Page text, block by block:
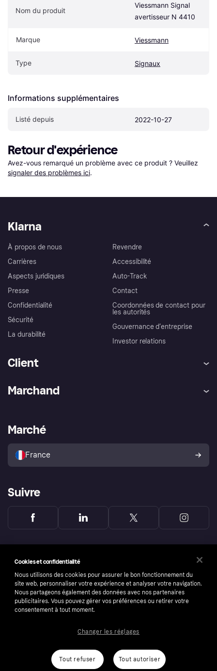
Nom du produit
Viessmann Signal
avertisseur N 4410
Marque Viessmann
Type Signaux
Informations supplémentaires
Listé depuis 2022-10-27
Retour d'expérience
Avez-vous remarqué un problème avec ce produit ? Veuillez
signaler des problèmes ici.
Klarna
À propos de nous
Carrières
Aspects juridiques
Presse
Confidentialité
Sécurité
La durabilité
Revendre
Accessibilité
Auto-Track
Contact
Coordonnées de contact pour
les autorités
Gouvernance d’entreprise
Investor relations
Client
Explorez les magasins
Politique de protection de
l’acheteur Klarna
Marchand
Portail Marchand
Marché
France
Suivre
number: 556737-0431
ConditionsCookiesKlarna.com
Cookies et confidentialité
Nous utilisons des cookies pour assurer le bon fonctionnement du
site web, personnaliser votre expérience et analyser votre navigation.
Nous partageons également des données avec nos partenaires
publicitaires. Vous pouvez gérer vos préférences ou retirer votre
consentement à tout moment.
Tout refuser Tout autoriser
Changer les réglages